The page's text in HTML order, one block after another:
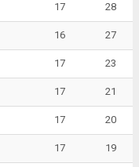
17 28
16 27
17 23
17 21
17 20
17 19